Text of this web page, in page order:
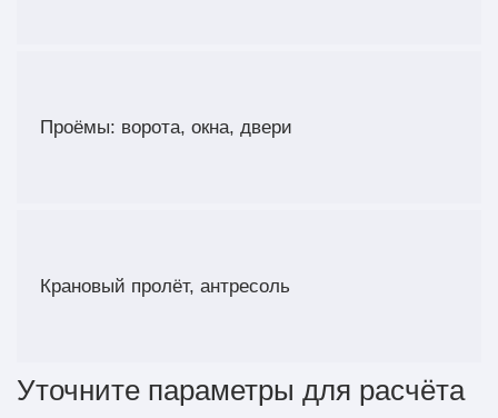
Проёмы: ворота, окна, двери
Крановый пролёт, антресоль
Уточните параметры для расчёта